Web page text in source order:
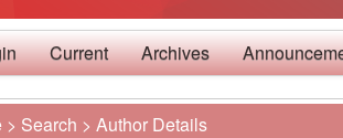
Current Archives
> Search > Author Details